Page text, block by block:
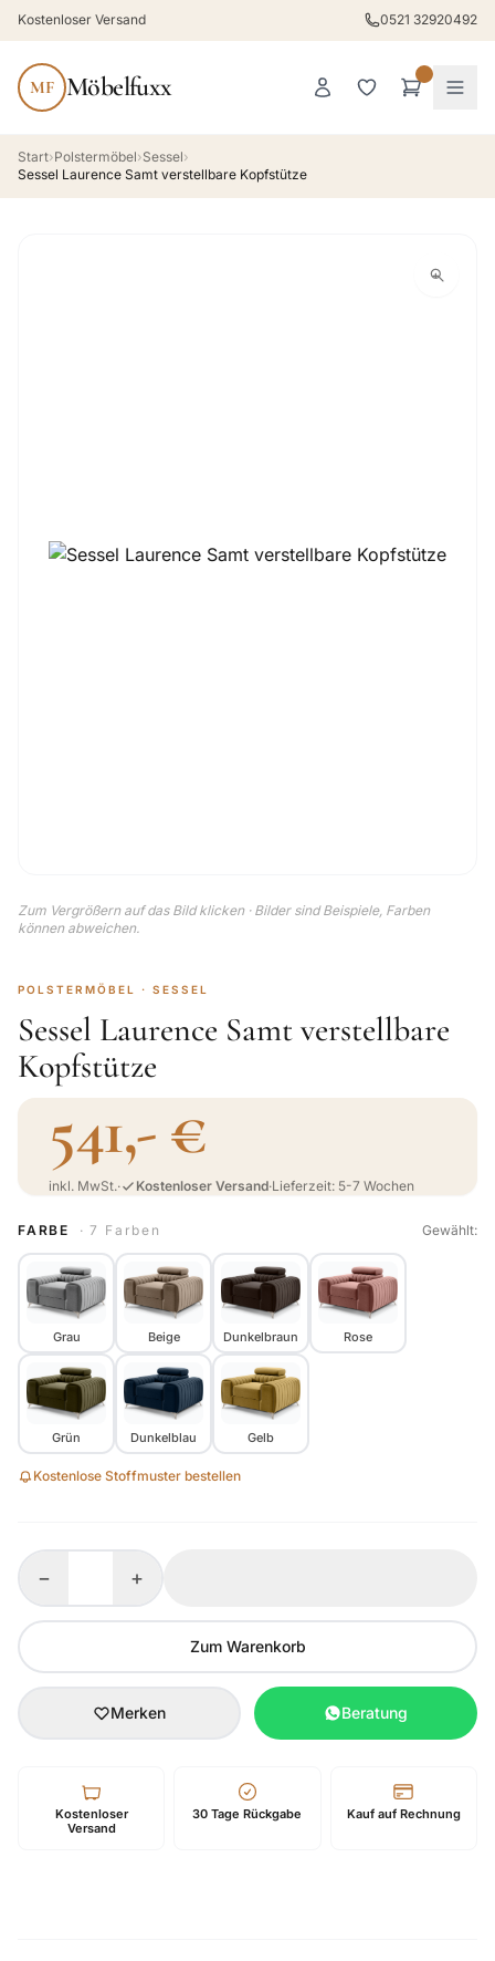
Kostenloser Versand 0521 32920492
MF Möbelfuxx
Start›Polstermöbel›Sessel›
Sessel Laurence Samt verstellbare Kopfstütze
Zum Vergrößern auf das Bild klicken · Bilder sind Beispiele, Farben
können abweichen.
POLSTERMÖBEL · SESSEL
Sessel Laurence Samt verstellbare
Kopfstütze
541,- €
inkl. MwSt.· Kostenloser Versand·Lieferzeit: 5-7 Wochen
FARBE · 7 Farben Gewählt:
Grau Beige Dunkelbraun Rose
Grün Dunkelblau Gelb
Kostenlose Stoffmuster bestellen
− +
Zum Warenkorb
Merken Beratung
Kostenloser
Versand
30 Tage Rückgabe Kauf auf Rechnung